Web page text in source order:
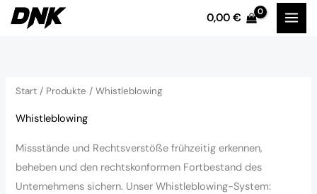
Zum
Inhalt
0,00 €
Start / Produkte / Whistleblowing
Whistleblowing
Missstände und Rechtsverstöße frühzeitig erkennen,
beheben und den rechtskonformen Fortbestand des
Unternehmens sichern. Unser Whistleblowing-System:
sortiert: